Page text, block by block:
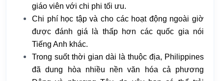
giáo viên với chi phi tối ưu.
Chi phí học tập và cho các hoạt động ngoài giờ
được đánh giá là thấp hơn các quốc gia nói
Tiếng Anh khác.
Trong suốt thời gian dài là thuộc địa, Philippines
đã dung hòa nhiều nền văn hóa cả phương